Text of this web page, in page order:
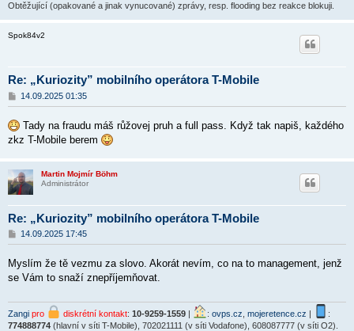
Obtěžující (opakované a jinak vynucované) zprávy, resp. flooding bez reakce blokuji.
Spok84v2
Re: „Kuriozity” mobilního operátora T-Mobile
P
ř
s
p
ě
k
14.09.2025 01:35
Tady na fraudu máš růžovej pruh a full pass. Když tak napiš, každého
zkz T-Mobile berem
Martin Mojmír Böhm
Administrátor
Re: „Kuriozity” mobilního operátora T-Mobile
P
ř
s
p
e
k
14.09.2025 17:45
Myslím že tě vezmu za slovo. Akorát nevím, co na to management, jenž
se Vám to snaží znepříjemňovat.
Zangi pro diskrétní kontakt: 10-9259-1559 | : ovps.cz mojeretence.cz |
:
774888774 (hlavní v síti T-Mobile), 702021111 (v síti Vodafone), 608087777 (v síti O2).